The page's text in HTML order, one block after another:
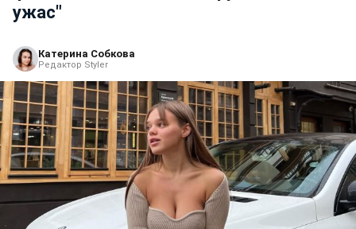
ужас"
Катерина Собкова
Редактор Styler